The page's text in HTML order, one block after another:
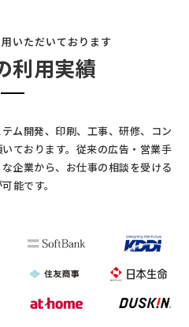
いただいております
利用実績
ム開発、印刷、工事、研修、コン
ております。 従来の広告・営業手
企業から、お仕事の相談を受ける
能です。